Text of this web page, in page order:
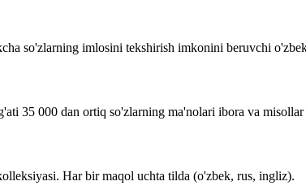
so'zlarning imlosini tekshirish imkonini beruvchi
35 000 dan ortiq so'zlarning ma'nolari ibora va
Har bir maqol uchta tilda (o'zbek, rus, ingliz).